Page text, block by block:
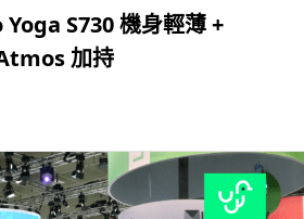
Yoga S730 機身輕薄 +
加持